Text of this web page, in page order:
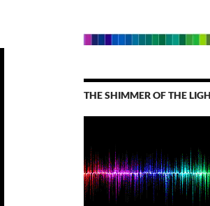
THE SHIMMER OF THE